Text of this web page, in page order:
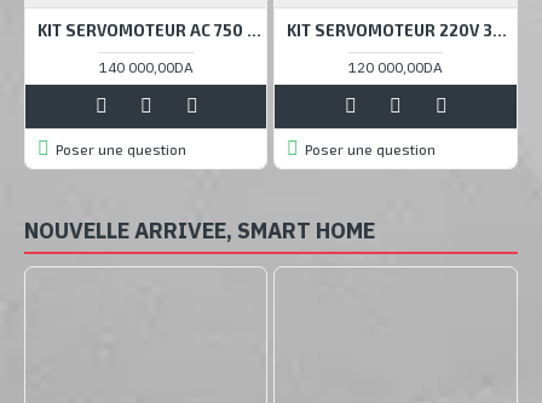
KIT SERVOMOTEUR AC 750 WATT 220V 3000RPM
140 000,00DA
Poser une question
KIT SERVOMOTEUR 220V 3000RPM 400W
120 000,00DA
Poser une question
NOUVELLE ARRIVEE, SMART HOME